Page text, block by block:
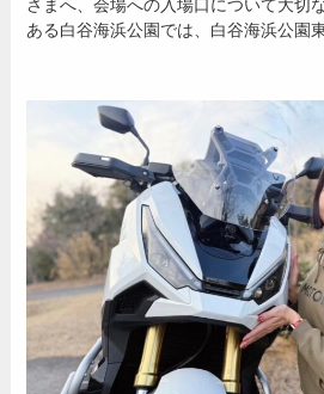
さまへ、会場への入場口について大切
ある白谷海浜公園では、白谷海浜公園